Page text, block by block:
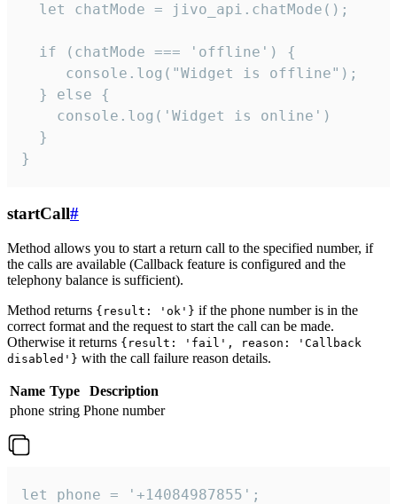
  let chatMode = jivo_api.chatMode();
  if (chatMode === 'offline') {
     console.log("Widget is offline");
  } else {
    console.log('Widget is online')
  }
}
startCall#
Method allows you to start a return call to the specified number, if
the calls are available (Callback feature is configured and the
telephony balance is sufficient).
Method returns {result: 'ok'} if the phone number is in the
correct format and the request to start the call can be made.
Otherwise it returns {result: 'fail', reason: 'Callback
disabled'} with the call failure reason details.
Name Type
Description
phone string Phone number
let phone = '+14084987855';